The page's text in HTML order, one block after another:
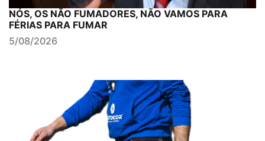
NÓS, OS NÃO FUMADORES, NÃO VAMOS PARA
FÉRIAS PARA FUMAR
5/08/2026